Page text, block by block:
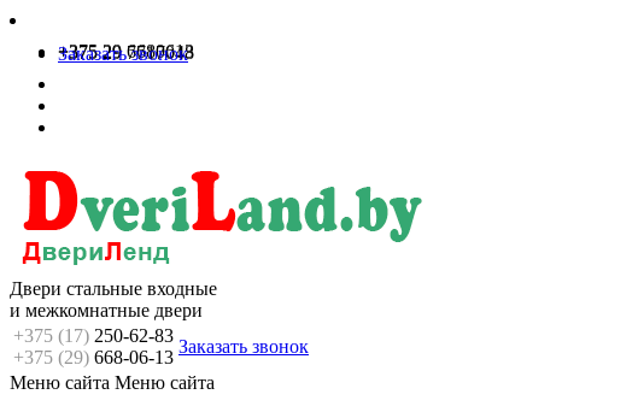
+375 29 6680613
+375 29 7717048
Заказать звонок
Двери стальные входные
и межкомнатные двери
+375 (17) 250-62-83
+375 (29) 668-06-13
Заказать звонок
Меню сайта Меню сайта